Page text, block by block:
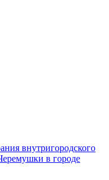
внутригородского
в городе